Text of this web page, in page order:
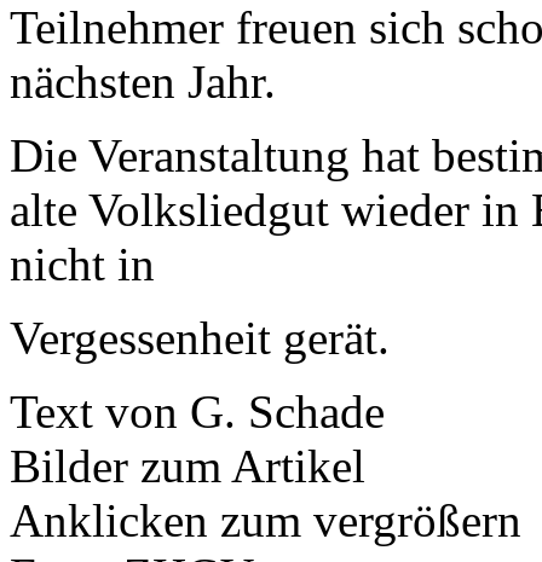
Teilnehmer freuen sich
nächsten Jahr.
Die Veranstaltung hat
alte Volksliedgut wieder in
nicht in
Vergessenheit gerät.
Text von G. Schade
Bilder zum Artikel
Anklicken zum vergrößern